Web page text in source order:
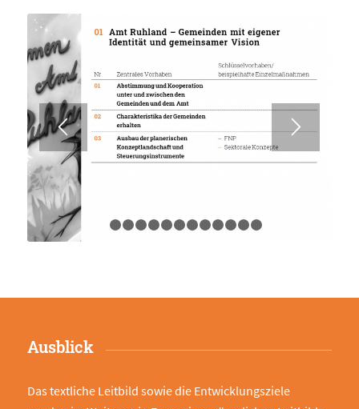
1 2 3 4 5 6 7
Ausblick
Das textliche Leitbild sowie die Entwicklungsziele